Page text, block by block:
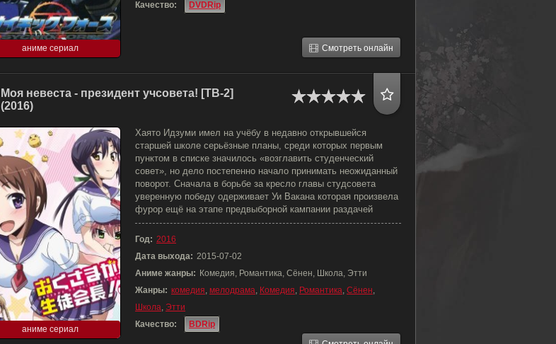
аниме сериал
Качество:
DVDRip
Смотреть онлайн
Моя невеста - президент учсовета! [ТВ-2]
(2016)
аниме сериал
Хаято Идзуми имел на учёбу в недавно открывшейся
старшей школе серьёзные планы, среди которых первым
пунктом в списке значилось «возглавить студенческий
совет», но дело постепенно начало принимать неожиданный
поворот. Сначала в борьбе за кресло главы студсовета
уверенную победу одерживает Уи Вакана которая произвела
фурор ещё на этапе предвыборной кампании раздачей
Год: 2016
Дата выхода: 2015-07-02
Аниме жанры: Комедия, Романтика, Сёнен, Школа, Этти
Жанры: комедия, мелодрама, Комедия, Романтика, Сёнен,
Школа, Этти
Качество:
BDRip